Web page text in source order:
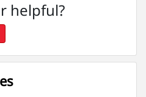
helpful?